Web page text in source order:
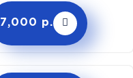
7,000 р.